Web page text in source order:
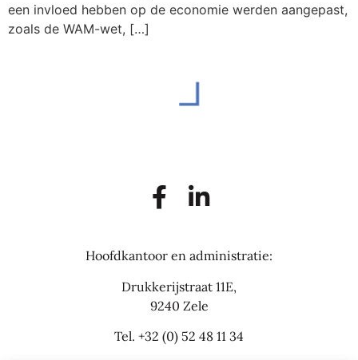
een invloed hebben op de economie werden aangepast,
zoals de WAM-wet, […]
Hoofdkantoor en administratie:
Drukkerijstraat 11E,
9240 Zele
Tel. +32 (0) 52 48 11 34